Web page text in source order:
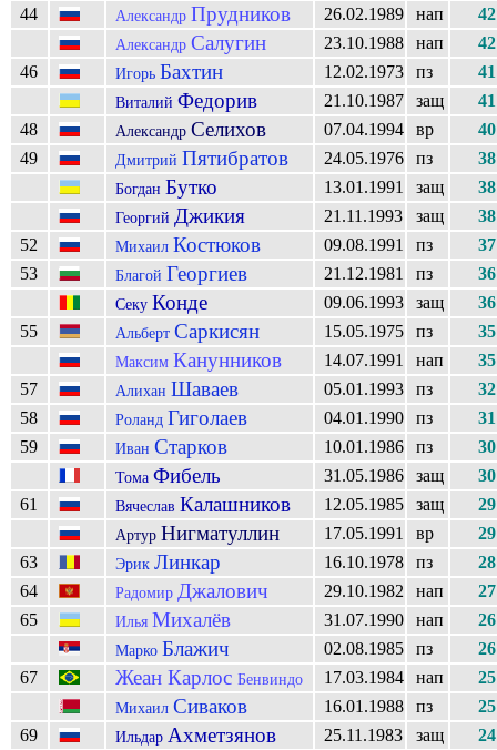
44
Александр Прудников 26.02.1989 нап 42
Александр Салугин 23.10.1988 нап
42
46
Игорь Бахтин 12.02.1973 пз 41
Виталий Федорив 21.10.1987 защ
41
48
Александр Селихов 07.04.1994 вр
40
49
Дмитрий Пятибратов 24.05.1976 пз 38
Богдан Бутко 13.01.1991 защ 38
Георгий Джикия 21.11.1993 защ
38
52
Михаил Костюков 09.08.1991 пз
37
53
Благой Георгиев 21.12.1981 пз 36
Секу Конде 09.06.1993 защ
36
55
Альберт Саркисян 15.05.1975 пз 35
Максим Канунников 14.07.1991 нап
35
57
Алихан Шаваев 05.01.1993 пз
32
58
Роланд Гиголаев 04.01.1990 пз
31
59
Иван Старков 10.01.1986 пз 30
Тома Фибель 31.05.1986 защ
30
61
Вячеслав Калашников 12.05.1985 защ 29
Артур Нигматуллин 17.05.1991 вр
29
63
Эрик Линкар 16.10.1978 пз
28
64
Радомир Джалович 29.10.1982 нап
27
65
Илья Михалёв 31.07.1990 нап 26
Марко Блажич 02.08.1985 пз
26
67
Жеан Карлос Бенвиндо 17.03.1984 нап 25
Михаил Сиваков 16.01.1988 пз
25
69
Ильдар Ахметзянов 25.11.1983 защ 24